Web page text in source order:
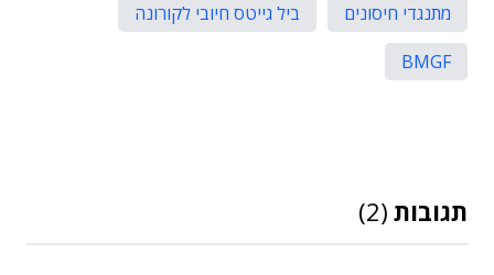
מתנגדי חיסונים
ביל גייטס חיובי לקורונה
BMGF
תגובות (2)